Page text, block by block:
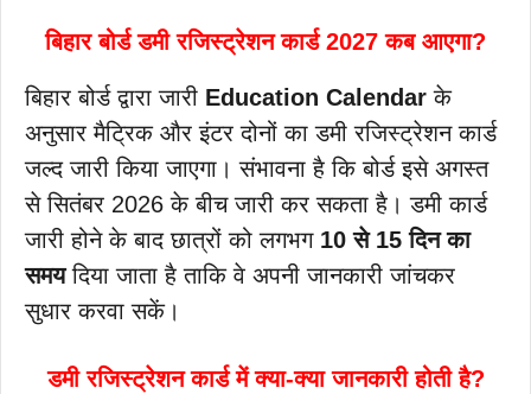
बिहार बोर्ड डमी रजिस्ट्रेशन कार्ड 2027 कब आएगा?
बिहार बोर्ड द्वारा जारी Education Calendar के
अनुसार मैट्रिक और इंटर दोनों का डमी रजिस्ट्रेशन कार्ड
जल्द जारी किया जाएगा। संभावना है कि बोर्ड इसे अगस्त
से सितंबर 2026 के बीच जारी कर सकता है। डमी कार्ड
जारी होने के बाद छात्रों को लगभग 10 से 15 दिन का
समयदिया जाता है ताकि वे अपनी जानकारी जांचकर
सुधार करवा सकें।
डमी रजिस्ट्रेशन कार्ड में क्या-क्या जानकारी होती है?